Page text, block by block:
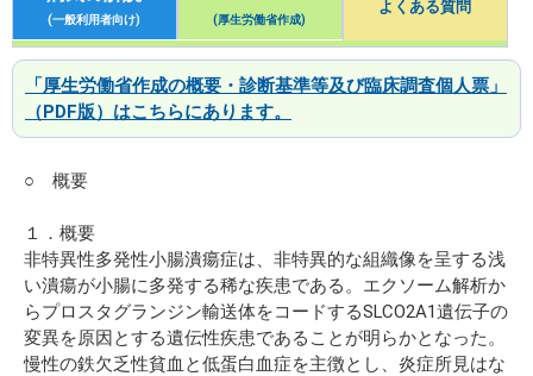
(一般利用者向け) (厚生労働省作成)
よくある質問
「厚生労働省作成の概要・診断基準等及び臨床調査個人票」
（PDF版）はこちらにあります。
○ 概要
１．概要
非特異性多発性小腸潰瘍症は、非特異的な組織像を呈する浅
い潰瘍が小腸に多発する稀な疾患である。エクソーム解析か
らプロスタグランジン輸送体をコードするSLCO2A1遺伝子の
変異を原因とする遺伝性疾患であることが明らかとなった。
慢性の鉄欠乏性貧血と低蛋白血症を主徴とし、炎症所見はな